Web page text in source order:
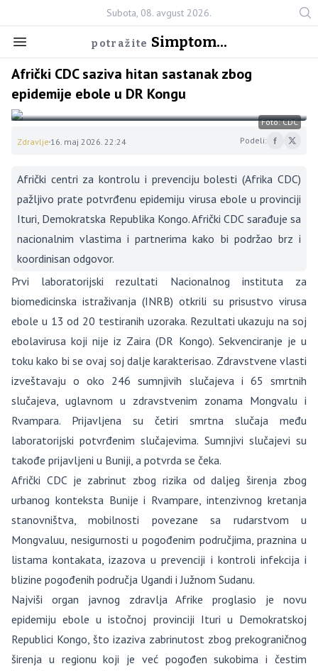
Subota, 08. avgust 2026.
potražite Simptom...
Afrički CDC saziva hitan sastanak zbog
epidemije ebole u ​​DR Kongu
Foto: CDC
Zdravlje 16. maj 2026. 22:24 Podeli:
Afrički centri za kontrolu i prevenciju bolesti (Afrika CDC)
pažljivo prate potvrđenu epidemiju virusa ebole u ​​provinciji
Ituri, Demokratska Republika Kongo. Afrički CDC sarađuje sa
nacionalnim vlastima i partnerima kako bi podržao brz i
koordinisan odgovor.
Prvi laboratorijski rezultati Nacionalnog instituta za
biomedicinska istraživanja (INRB) otkrili su prisustvo virusa
ebole u ​​13 od 20 testiranih uzoraka. Rezultati ukazuju na soj
ebolavirusa koji nije iz Zaira (DR Kongo). Sekvenciranje je u
toku kako bi se ovaj soj dalje karakterisao. Zdravstvene vlasti
izveštavaju o oko 246 sumnjivih slučajeva i 65 smrtnih
slučajeva, uglavnom u zdravstvenim zonama Mongvalu i
Rvampara. Prijavljena su četiri smrtna slučaja među
laboratorijski potvrđenim slučajevima. Sumnjivi slučajevi su
takođe prijavljeni u Buniji, a potvrda se čeka.
Afrički CDC je zabrinut zbog rizika od daljeg širenja zbog
urbanog konteksta Bunije i Rvampare, intenzivnog kretanja
stanovništva, mobilnosti povezane sa rudarstvom u
Mongvaluu, nesigurnosti u pogođenim područjima, praznina u
listama kontakata, izazova u prevenciji i kontroli infekcija i
blizine pogođenih područja Ugandi i Južnom Sudanu.
Najviši organ javnog zdravlja Afrike proglasio je novu
epidemiju ebole u ​​istočnoj provinciji Ituri u Demokratskoj
Republici Kongo, što izaziva zabrinutost zbog prekograničnog
širenja u regionu koji je već pogođen sukobima i čestim